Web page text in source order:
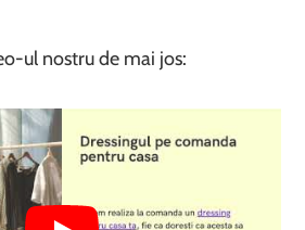
ul nostru de mai jos: